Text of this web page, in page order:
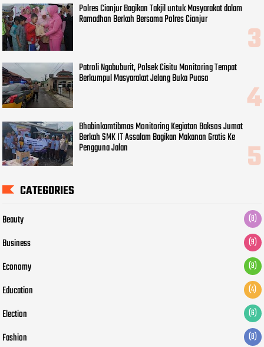
Polres Cianjur Bagikan Takjil untuk Masyarakat dalam
Ramadhan Berkah Bersama Polres Cianjur
Patroli Ngabuburit, Polsek Cisitu Monitoring Tempat
Berkumpul Masyarakat Jelang Buka Puasa
Bhabinkamtibmas Monitoring Kegiatan Baksos Jumat
Berkah SMK IT Assalam Bagikan Makanan Gratis Ke
Pengguna Jalan
CATEGORIES
Beauty (8)
Business (9)
Economy (9)
Education (4)
Election (6)
Fashion (8)